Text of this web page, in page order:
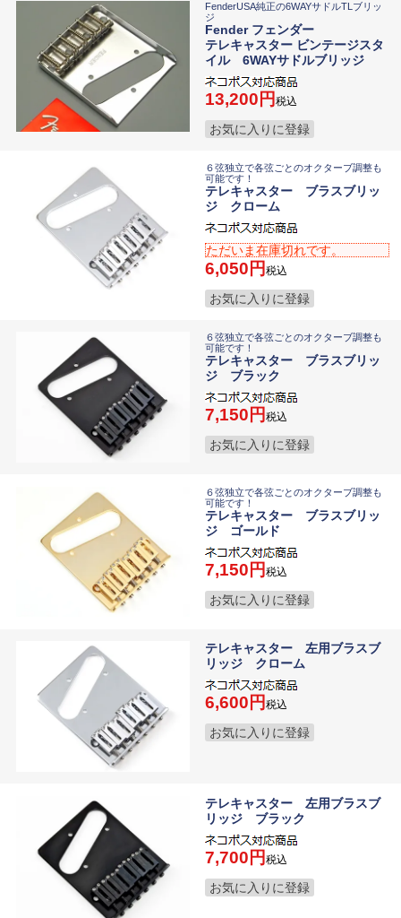
FenderUSA純正の6WAYサドルTLブリッ
ジ
Fender フェンダー
テレキャスター ビンテージスタ
イル 6WAYサドルブリッジ
13,200 税込
お気に入りに登録
６弦独立で各弦ごとのオクターブ調整も
可能です！
テレキャスター ブラスブリッ
ジ クローム
ただいま在庫切れです。
6,050 税込
お気に入りに登録
６弦独立で各弦ごとのオクターブ調整も
可能です！
テレキャスター ブラスブリッ
ジ ブラック
7,150 税込
お気に入りに登録
６弦独立で各弦ごとのオクターブ調整も
可能です！
テレキャスター ブラスブリッ
ジ ゴールド
7,150 税込
お気に入りに登録
テレキャスター 左用ブラスブ
リッジ クローム
6,600 税込
お気に入りに登録
テレキャスター 左用ブラスブ
リッジ ブラック
7,700 税込
お気に入りに登録